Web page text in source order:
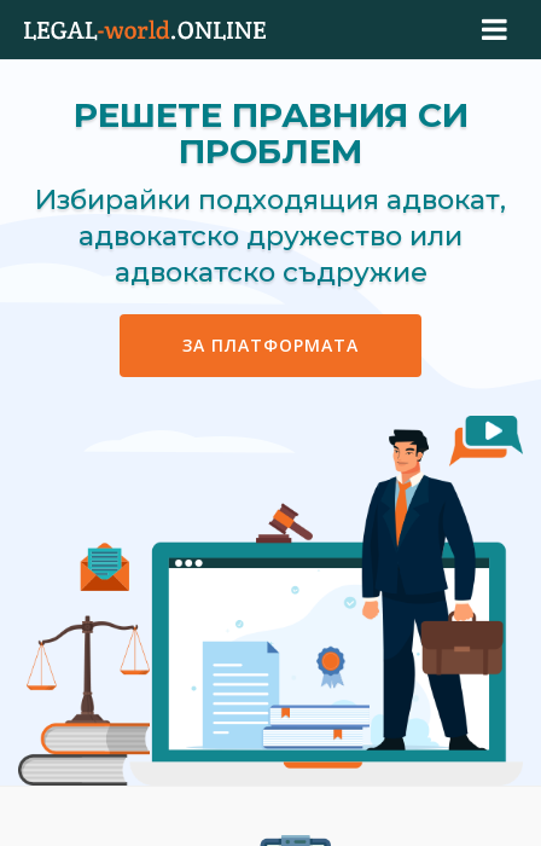
РЕШЕТЕ ПРАВНИЯ СИ
ПРОБЛЕМ
Избирайки подходящия адвокат,
адвокатско дружество или
адвокатско съдружие
ЗА ПЛАТФОРМАТА